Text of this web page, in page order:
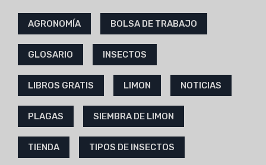
AGRONOMÍA BOLSA DE TRABAJO
GLOSARIO INSECTOS
LIBROS GRATIS LIMON NOTICIAS
PLAGAS SIEMBRA DE LIMON
TIENDA TIPOS DE INSECTOS